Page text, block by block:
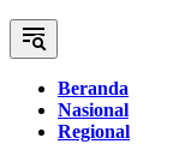
Beranda
Nasional
Regional